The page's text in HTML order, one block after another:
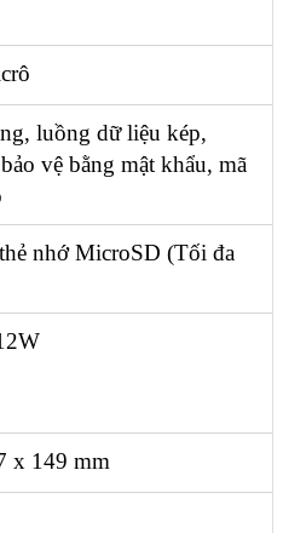
luồng dữ liệu kép,
vệ bằng mật khẩu, mã
nhớ MicroSD (Tối đa
x 149 mm